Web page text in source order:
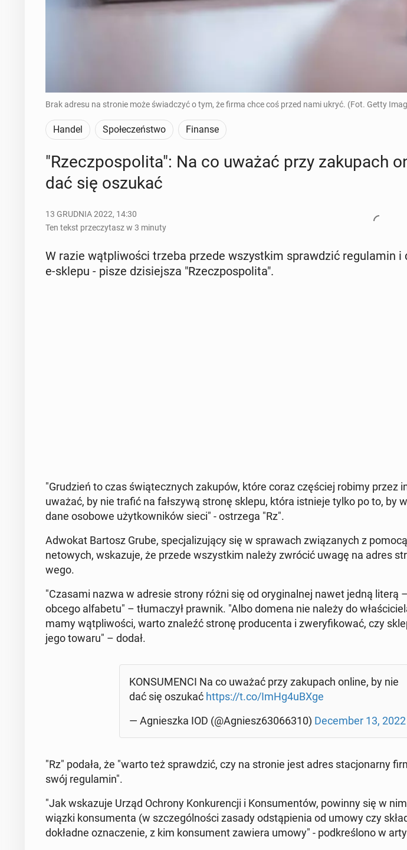
Brak adresu na stronie może świadczyć o tym, że firma chce coś przed nami ukryć. (Fot. Getty
Handel Społeczeństwo Finanse
"Rzecz­po­spo­li­ta": Na co uważać przy za­ku­pach
dać się oszukać
13 GRUDNIA 2022, 14:30
Ten tekst przeczytasz w 3 minuty
W razie wąt­pli­wo­ści trzeba przede wszyst­kim spraw­dzić re­gu­la­min i
e-sklepu - pisze dzi­siej­sza "Rzecz­po­spo­li­ta".
"Gru­dzień to czas świą­tecz­nych zakupów, które coraz czę­ściej robimy przez
uważać, by nie trafić na fał­szy­wą stronę sklepu, która ist­nie­je tylko po to, by
dane osobowe użyt­kow­ni­ków sieci" - ostrze­ga "Rz".
Adwokat Bartosz Grube, spe­cja­li­zu­ją­cy się w spra­wach zwią­za­nych z
ne­to­wych, wska­zu­je, że przede wszyst­kim należy zwrócić uwagę na adres
we­go.
"Czasami nazwa w adresie strony różni się od ory­gi­nal­nej nawet jedną literą
obcego al­fa­be­tu" – tłu­ma­czył prawnik. "Albo domena nie należy do
mamy wąt­pli­wo­ści, warto znaleźć stronę pro­du­cen­ta i zwe­ry­fi­ko­wać, czy
jego towaru" – dodał.
KON­SU­MEN­CI Na co uważać przy za­ku­pach online, by nie
dać się oszukać https://t.co/ImHg4uBXge
— Agniesz­ka IOD (@Agniesz63066310) De­cem­ber 13, 2022
"Rz" podała, że "warto też spraw­dzić, czy na stronie jest adres sta­cjo­nar­ny
swój re­gu­la­min".
"Jak wska­zu­je Urząd Ochrony Kon­ku­ren­cji i Kon­su­men­tów, powinny się w
wiąz­ki kon­su­men­ta (w szcze­gól­no­ści zasady od­stą­pie­nia od umowy czy
do­kład­ne ozna­cze­nie, z kim kon­su­ment zawiera umowy" - pod­kre­ślo­no w